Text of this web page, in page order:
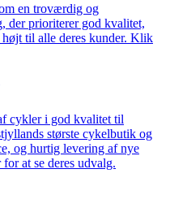
en troværdig og
der prioriterer god kvalitet,
højt til alle deres kunder. Klik
cykler i god kvalitet til
største cykelbutik og
og hurtig levering af nye
at se deres udvalg.